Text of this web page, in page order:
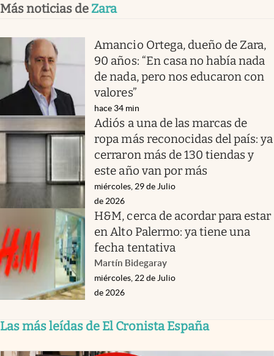
Más noticias deZara
Amancio Ortega, dueño de Zara,
90 años: “En casa no había nada
de nada, pero nos educaron con
valores”
hace 34 min
Adiós a una de las marcas de
ropa más reconocidas del país: ya
cerraron más de 130 tiendas y
este año van por más
miércoles, 29 de Julio
de 2026
H&M, cerca de acordar para estar
en Alto Palermo: ya tiene una
fecha tentativa
Martín Bidegaray
miércoles, 22 de Julio
de 2026
Las más leídas de El Cronista España